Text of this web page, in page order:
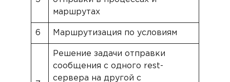
маршрутах
6 Маршрутизация по условиям
Решение задачи отправки
сообщения с одного rest-
сервера на другой с